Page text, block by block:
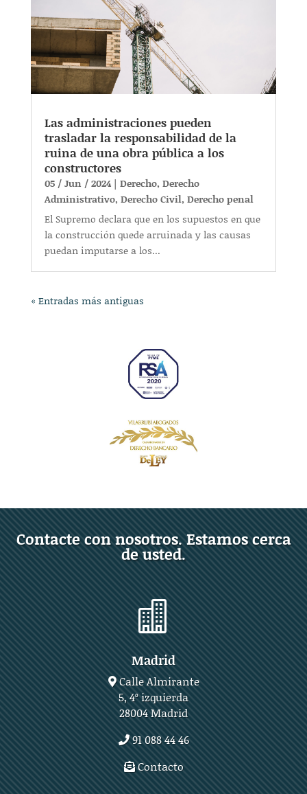
Las administraciones pueden
trasladar la responsabilidad de la
ruina de una obra pública a los
constructores
05 / Jun / 2024| Derecho, Derecho
Administrativo, Derecho Civil, Derecho penal
El Supremo declara que en los supuestos en que
la construcción quede arruinada y las causas
puedan imputarse a los...
« Entradas más antiguas
Contacte con nosotros. Estamos cerca
de usted.

Madrid
Calle Almirante
5, 4º izquierda
28004 Madrid
91 088 44 46
Contacto